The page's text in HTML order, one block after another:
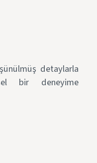
detaylarla
bir deneyime